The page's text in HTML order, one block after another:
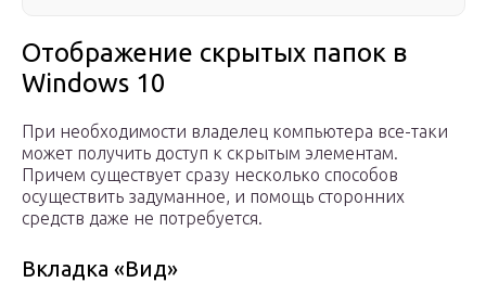
Отображение скрытых папок в
Windows 10
При необходимости владелец компьютера все-таки
может получить доступ к скрытым элементам.
Причем существует сразу несколько способов
осуществить задуманное, и помощь сторонних
средств даже не потребуется.
Вкладка «Вид»